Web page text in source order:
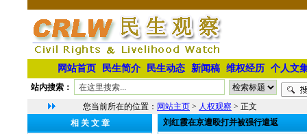
网站首页 民生简介 民生动态 新闻稿 维权经历 个人文
站内搜索：
您当前所在的位置： 网站主页 > 人权观察 > 正文
相 关 文 章
刘红霞在京遭殴打并被强行遣返